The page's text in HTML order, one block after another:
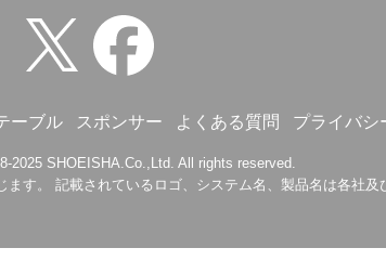
ーブル スポンサー よくある質問 プライバシ
2025 SHOEISHA.Co.,Ltd. All rights reserved.
す。 記載されているロゴ、システム名、製品名は各社及